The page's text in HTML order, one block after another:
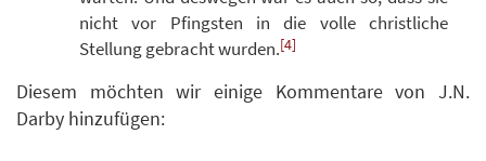
nicht vor Pfingsten in die volle christliche
Stellung gebracht wurden.[4]
Diesem möchten wir einige Kommentare von J.N.
Darby hinzufügen: